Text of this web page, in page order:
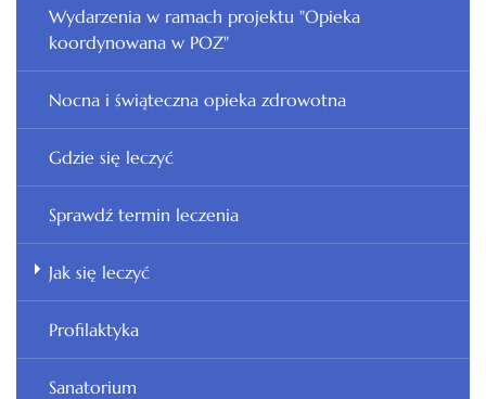
Wydarzenia w ramach projektu "Opieka
koordynowana w POZ"
Nocna i świąteczna opieka zdrowotna
Gdzie się leczyć
Sprawdź termin leczenia
Jak się leczyć
Profilaktyka
Sanatorium